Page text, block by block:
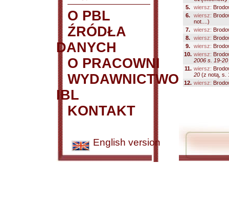
O PBL
ŹRÓDŁA
DANYCH
O PRACOWNI
WYDAWNICTWO
IBL
KONTAKT
English version
5. wiersz:
6. wiersz:
not....)
7. wiersz:
8. wiersz:
9. wiersz:
10. wiersz:
2006 s. 19-20
11. wiersz:
20 (z notą, s.
12. wiersz: